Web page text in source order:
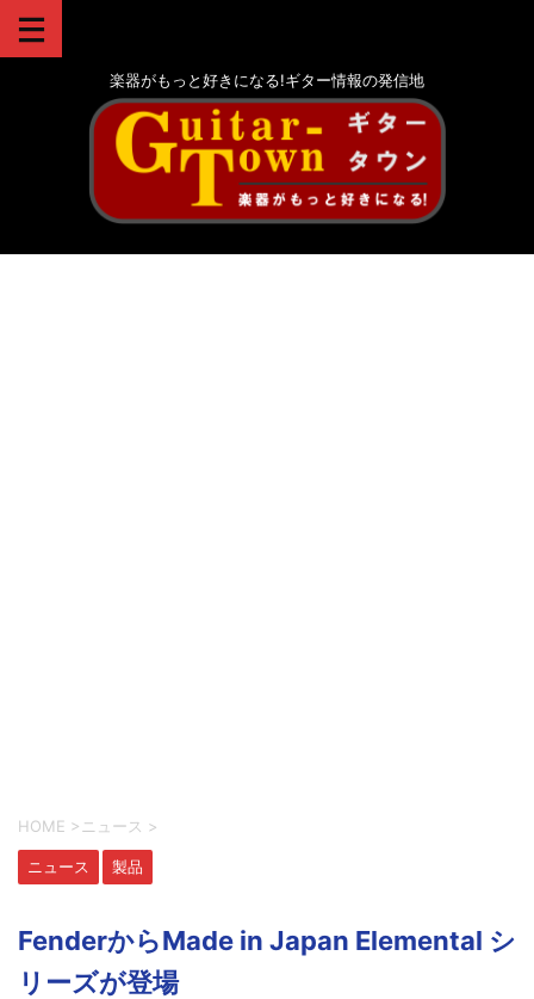
楽器がもっと好きになる!ギター情報の発信地
HOME > ニュース >
ニュース 製品
FenderからMade in Japan Elemental シ
リーズが登場